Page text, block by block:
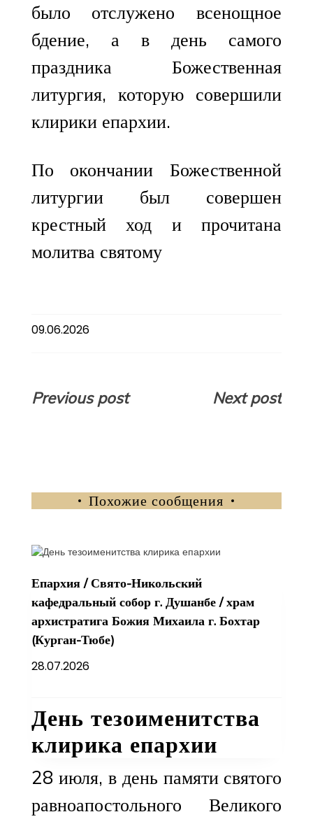
было отслужено всенощное
бдение, а в день самого
праздника Божественная
литургия, которую совершили
клирики епархии.
По окончании Божественной
литургии был совершен
крестный ход и прочитана
молитва святому
09.06.2026
Навигация
Previous post Next post
Похожие сообщения
Епархия/Свято-Никольский
кафедральный собор г. Душанбе/храм
архистратига Божия Михаила г. Бохтар
(Курган-Тюбе)
28.07.2026
День тезоименитства
клирика епархии
28 июля, в день памяти святого
равноапостольного Великого